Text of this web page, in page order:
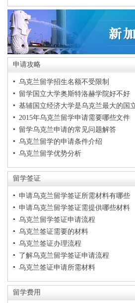
申请攻略
乌克兰留学招生名额不受限制
留学国立大学奥斯特洛赫学院好不好
基辅国立经济大学是乌克兰最大的国
2015年乌克兰留学申请需要哪些文件
留学乌克兰申请的常见问题解答
乌克兰留学的申请条件介绍
乌克兰留学优势分析
留学签证
申请乌克兰留学签证所需材料有哪些
申请乌克兰留学签证需提供哪些材料
乌克兰留学签证申请流程
乌克兰签证需要的材料
乌克兰签证办理流程
了解乌克兰留学签证申请流程
乌克兰签证申请所需材料
留学费用